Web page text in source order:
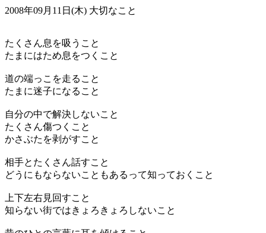
2008年09月11日(木) 大切なこと
たくさん息を吸うこと
たまにはため息をつくこと
道の端っこを走ること
たまに迷子になること
自分の中で解決しないこと
たくさん傷つくこと
かさぶたを剥がすこと
相手とたくさん話すこと
どうにもならないこともあるって知っておくこと
上下左右見回すこと
知らない街ではきょろきょろしないこと